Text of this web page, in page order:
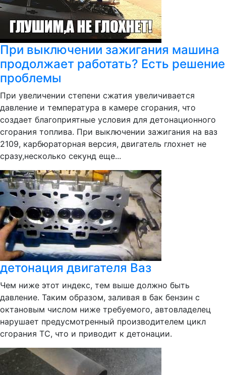
При выключении зажигания машина
продолжает работать? Есть решение
проблемы
При увеличении степени сжатия увеличивается
давление и температура в камере сгорания, что
создает благоприятные условия для детонационного
сгорания топлива. При выключении зажигания на ваз
2109, карбюраторная версия, двигатель глохнет не
сразу,несколько секунд еще...
детонация двигателя Ваз
Чем ниже этот индекс, тем выше должно быть
давление. Таким образом, заливая в бак бензин с
октановым числом ниже требуемого, автовладелец
нарушает предусмотренный производителем цикл
сгорания ТС, что и приводит к детонации.